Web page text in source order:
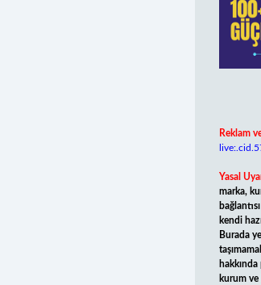
Reklam
Yasal
marka,
kendi
Burada
hakkında
kurum